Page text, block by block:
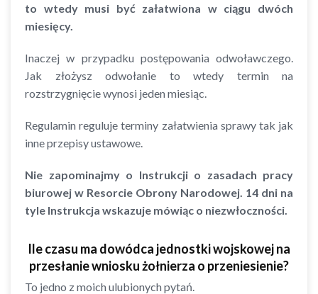
to wtedy musi być załatwiona w ciągu dwóch
miesięcy.
Inaczej w przypadku postępowania odwoławczego.
Jak złożysz odwołanie to wtedy termin na
rozstrzygnięcie wynosi jeden miesiąc.
Regulamin reguluje terminy załatwienia sprawy tak jak
inne przepisy ustawowe.
Nie zapominajmy o Instrukcji o zasadach pracy
biurowej w Resorcie Obrony Narodowej. 14 dni na
tyle Instrukcja wskazuje mówiąc o niezwłoczności.
Ile czasu ma dowódca jednostki wojskowej na
przesłanie wniosku żołnierza o przeniesienie?
To jedno z moich ulubionych pytań.